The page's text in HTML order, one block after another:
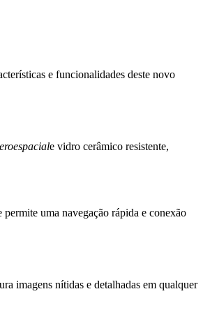
e funcionalidades deste novo
e vidro cerâmico resistente,
permite uma navegação rápida e conexão
imagens nítidas e detalhadas em qualquer